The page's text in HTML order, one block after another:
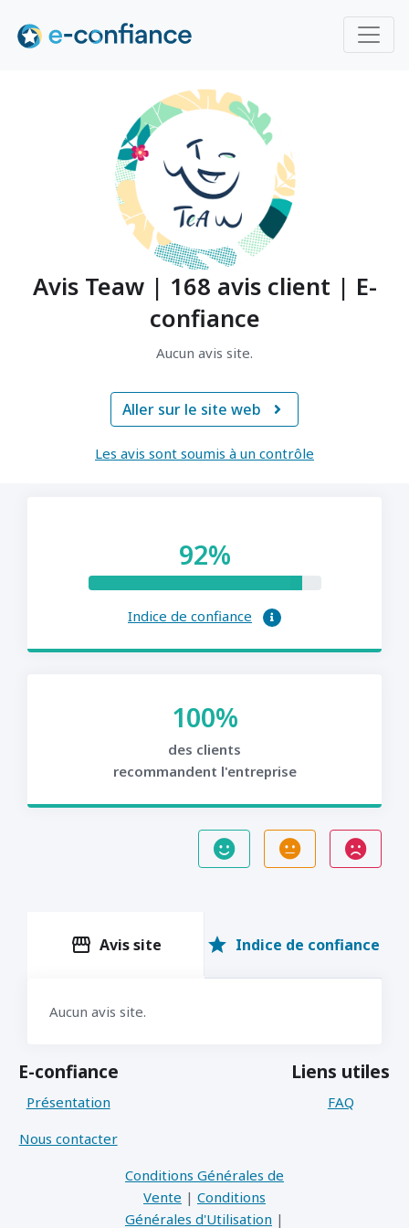
Avis Teaw | 168 avis client | E-
confiance
Aucun avis site.
Aller sur le site web 
Les avis sont soumis à un contrôle
92%
Indice de confiance
100%
des clients
recommandent l'entreprise
storefront Avis site star Indice de confiance
Aucun avis site.
E-confiance
Présentation
Nous contacter
Liens utiles
FAQ
Conditions Générales de
Vente | Conditions
Générales d'Utilisation |